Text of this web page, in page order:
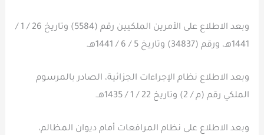
وبعد الاطلاع على الأمرين الملكيين رقم (5584) وتاريخ 26 / 1 /
1441هـ، ورقم (34837) وتاريخ 5 / 6 / 1441هـ.
وبعد الاطلاع نظام الإجراءات الجزائية، الصادر بالمرسوم
الملكي رقم (م / 2) وتاريخ 22 / 1 / 1435هـ.
وبعد الاطلاع على نظام المرافعات أمام ديوان المظالم،